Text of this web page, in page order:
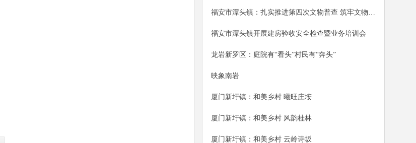
福安市潭头镇：扎实推进第四次文物普查 筑牢文物保护安全屏障
福安市潭头镇开展建房验收安全检查暨业务培训会
龙岩新罗区：庭院有“看头”村民有“奔头”
映象南岩
厦门新圩镇：和美乡村 曦旺庄垵
厦门新圩镇：和美乡村 风韵桂林
厦门新圩镇：和美乡村 云岭诗坂